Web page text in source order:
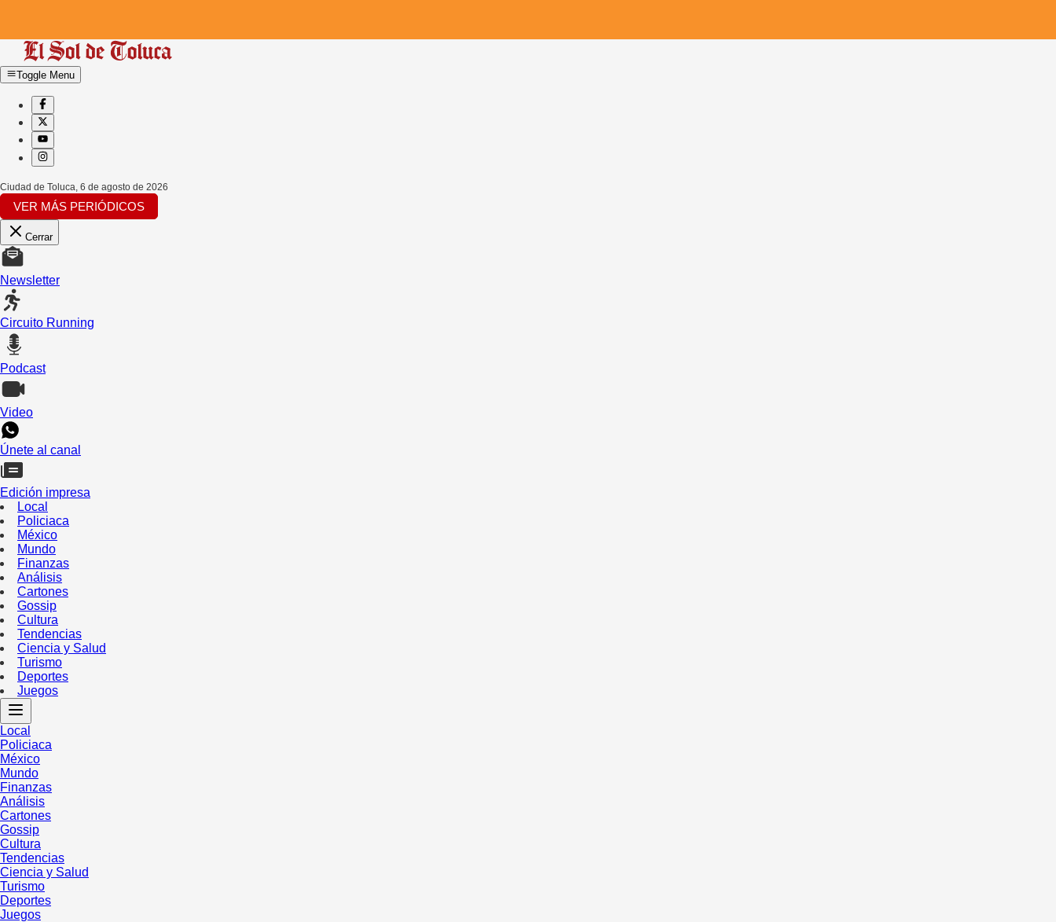
Toggle Menu
Ciudad de Toluca 6 de agosto de 2026
VER MÁS PERIÓDICOS
Cerrar
Newsletter
Circuito Running
Podcast
Video
Únete al canal
Edición impresa
Local
Policiaca
México
Mundo
Finanzas
Análisis
Cartones
Gossip
Cultura
Tendencias
Ciencia y Salud
Turismo
Deportes
Juegos
Local
Policiaca
México
Mundo
Finanzas
Análisis
Cartones
Gossip
Cultura
Tendencias
Ciencia y Salud
Turismo
Deportes
Juegos